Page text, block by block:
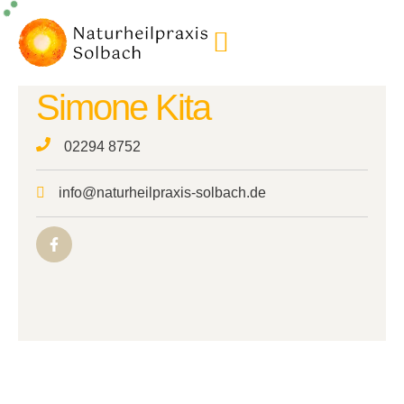
Simone Kita
02294 8752
info@naturheilpraxis-solbach.de